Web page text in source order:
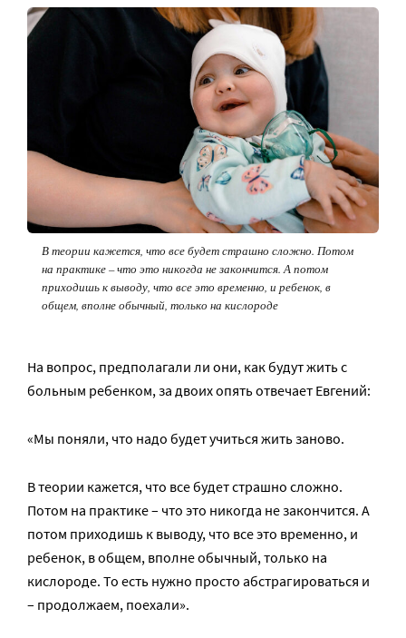
В теории кажется, что все будет страшно сложно. Потом
на практике – что это никогда не закончится. А потом
приходишь к выводу, что все это временно, и ребенок, в
общем, вполне обычный, только на кислороде
На вопрос, предполагали ли они, как будут жить с
больным ребенком, за двоих опять отвечает Евгений:
«Мы поняли, что надо будет учиться жить заново.
В теории кажется, что все будет страшно сложно.
Потом на практике – что это никогда не закончится. А
потом приходишь к выводу, что все это временно, и
ребенок, в общем, вполне обычный, только на
кислороде. То есть нужно просто абстрагироваться и
– продолжаем, поехали».